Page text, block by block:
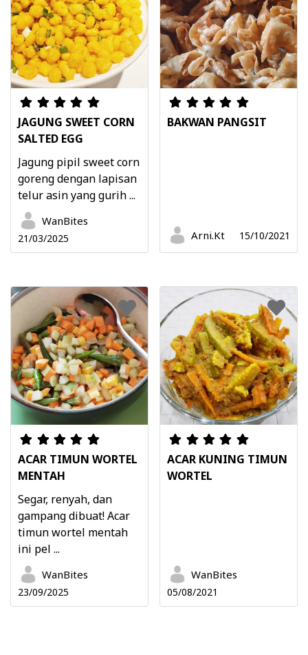
JAGUNG SWEET CORN
SALTED EGG
Jagung pipil sweet corn
goreng dengan lapisan
telur asin yang gurih ...
WanBites
21/03/2025
BAKWAN PANGSIT
Arni.Kt 15/10/2021
ACAR TIMUN WORTEL
MENTAH
Segar, renyah, dan
gampang dibuat! Acar
timun wortel mentah
ini pel ...
WanBites
23/09/2025
ACAR KUNING TIMUN
WORTEL
WanBites
05/08/2021